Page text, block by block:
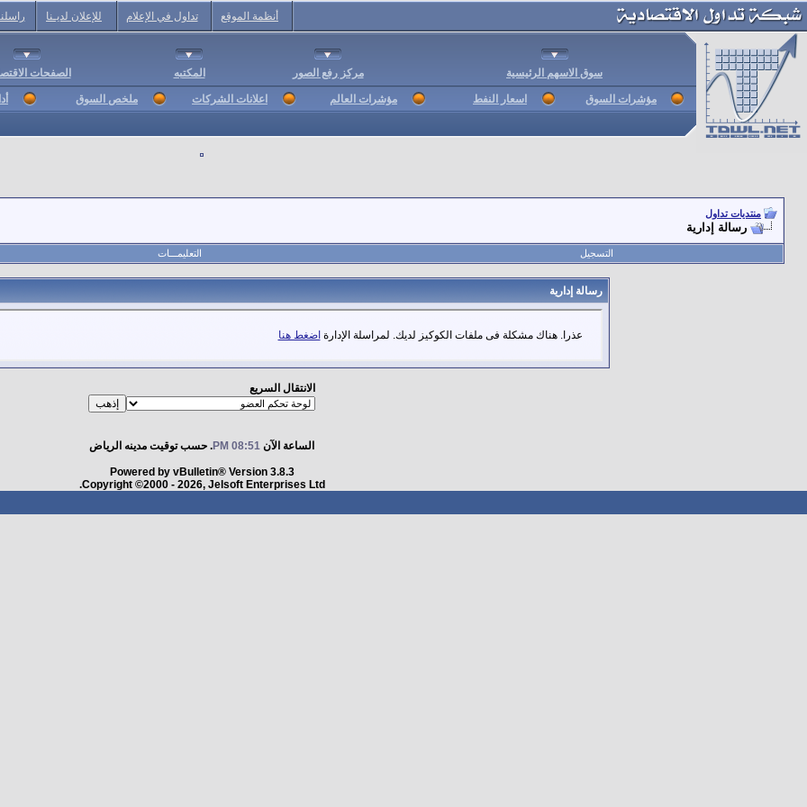
أنظمة الموقع تداول في الإعلام للإعلان لديـنا
سوق الاسهم الرئيسية مركز رفع الصور المكتبه الصفحات
مؤشرات السوق اسعار النفط مؤشرات العالم اعلانات الشركات ملخص السوق
منتديات تداول
رسالة إدارية
التسجيل التعليمـــات
رسالة إدارية
عذرا. هناك مشكلة فى ملفات الكوكيز لديك. لمراسلة الإدارة اضغط هنا
الانتقال السريع
الساعة الآن 08:51 PM . حسب توقيت مدينه الرياض
Powered by vBulletin® Version 3.8.3
Copyright ©2000 - 2026, Jelsoft Enterprises Ltd.